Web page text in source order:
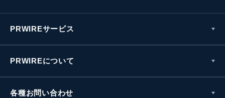
PRWIREサービス
PRWIREについて
各種お問い合わせ